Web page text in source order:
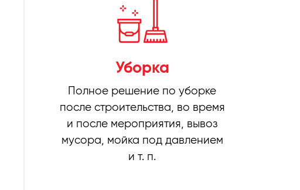
Уборка
Полное решение по уборке
после строительства, во время
и после мероприятия, вывоз
мусора, мойка под давлением
и т. п.